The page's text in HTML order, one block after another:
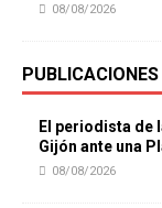
08/08/2026
El periodista de
Gijón ante una
08/08/2026